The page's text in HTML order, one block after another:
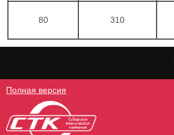
80 310
Полная версия